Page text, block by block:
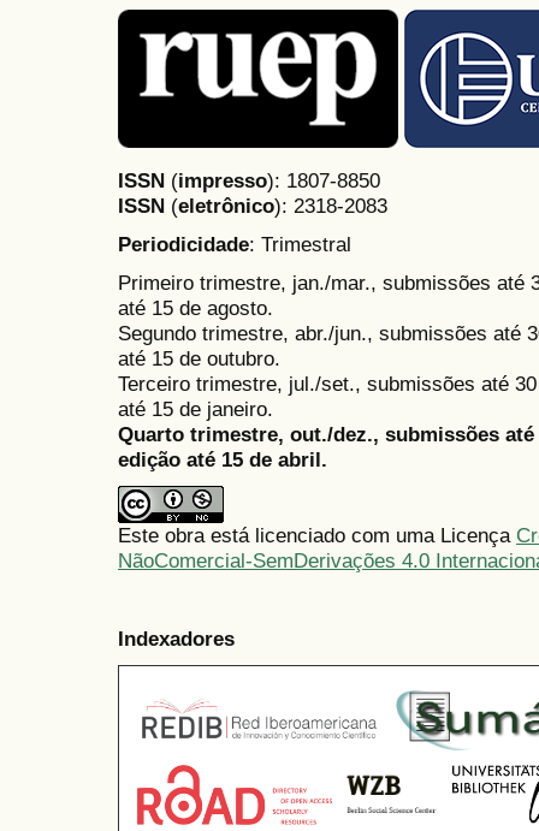
ISSN (impresso): 1807-8850
ISSN (eletrônico): 2318-2083
Periodicidade: Trimestral
Primeiro trimestre, jan./mar., submissões até
até 15 de agosto.
Segundo trimestre, abr./jun., submissões até
até 15 de outubro.
Terceiro trimestre, jul./set., submissões até
até 15 de janeiro.
Quarto trimestre, out./dez., submissões
edição até 15 de abril.
Este obra está licenciado com uma Licença
NãoComercial-SemDerivações 4.0
Indexadores